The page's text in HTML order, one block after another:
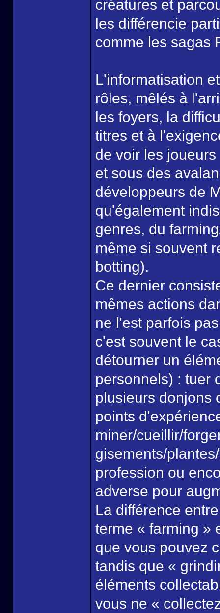
créatures et
les différencie
comme les sagas
L'informatisation
rôles, mêlés à
les foyers, la
titres et à
de voir les
et sous des
développeurs de
qu'également
genres, du
même si souvent
botting).
Ce dernier
mêmes actions
ne l'est parfois
c'est souvent le
détourner un
personnels) : tuer
plusieurs donjons
points
miner/cueillir/
gisements/
profession ou
adverse pour
La différence
terme « farming »
que vous pouvez
tandis que «
éléments
vous ne «